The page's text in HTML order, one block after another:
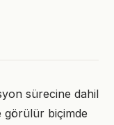
sürecine dahil
görülür biçimde